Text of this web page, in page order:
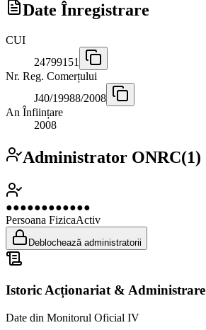
Date Înregistrare
CUI
24799151
Nr. Reg. Comerțului
J40/19988/2008
An Înființare
2008
Administrator ONRC(1)
●●●●●●●●●●●●
Persoana FizicaActiv
Deblochează administratorii
Istoric Acționariat & Administrare
Date din Monitorul Oficial IV